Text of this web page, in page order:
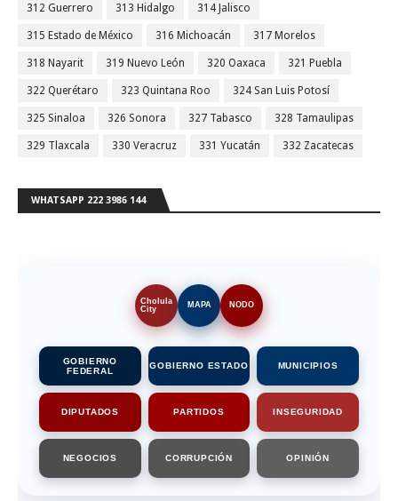
312 Guerrero 313 Hidalgo 314 Jalisco
315 Estado de México 316 Michoacán 317 Morelos
318 Nayarit 319 Nuevo León 320 Oaxaca 321 Puebla
322 Querétaro 323 Quintana Roo 324 San Luis Potosí
325 Sinaloa 326 Sonora 327 Tabasco 328 Tamaulipas
329 Tlaxcala 330 Veracruz 331 Yucatán 332 Zacatecas
WHATSAPP 222 3986 144
Cholula
City
MAPA NODO
GOBIERNO
FEDERAL
GOBIERNO ESTADO MUNICIPIOS
DIPUTADOS PARTIDOS INSEGURIDAD
NEGOCIOS CORRUPCIÓN OPINIÓN